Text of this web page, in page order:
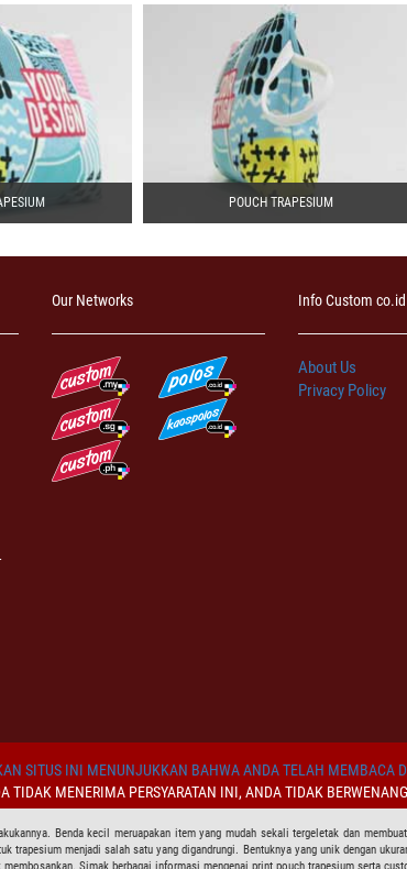
POUCH TRAPESIUM
Our Networks Info Custom co.id
About Us
Privacy Policy
SITUS INI MENUNJUKKAN BAHWA ANDA TELAH MEMBACA
TIDAK MENERIMA PERSYARATAN INI, ANDA TIDAK
Benda kecil meruapakan item yang mudah sekali tergeletak dan
menjadi salah satu yang digandrungi. Bentuknya yang unik dengan
Simak berbagai informasi mengenai print pouch trapesium serta